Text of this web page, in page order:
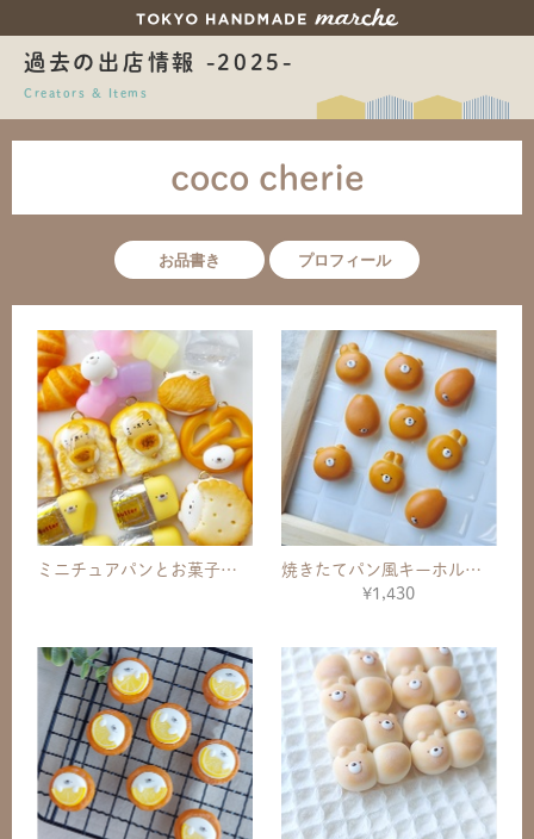
過去の出店情報 -2025-
Creators & Items
coco cherie
お品書き プロフィール
ミニチュアパンとお菓子のアクセサリー
焼きたてパン風キーホルダー
¥1,430